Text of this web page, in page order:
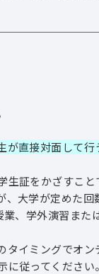
が直接対面して行
をかざすこと
大学が定めた回
学外演習または
ミングでオン
ってください。